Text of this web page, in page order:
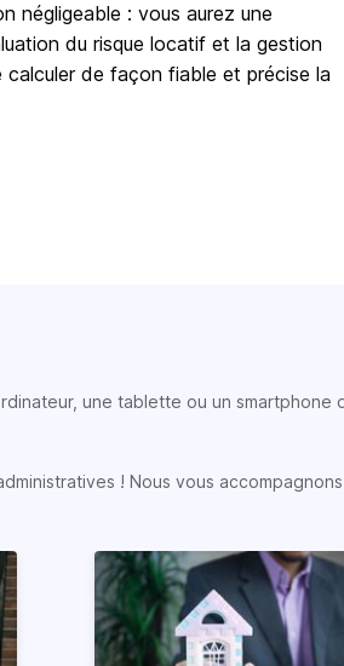
négligeable : vous aurez une
du risque locatif et la gestion
de façon fiable et précise la
une tablette ou un smartphone
! Nous vous